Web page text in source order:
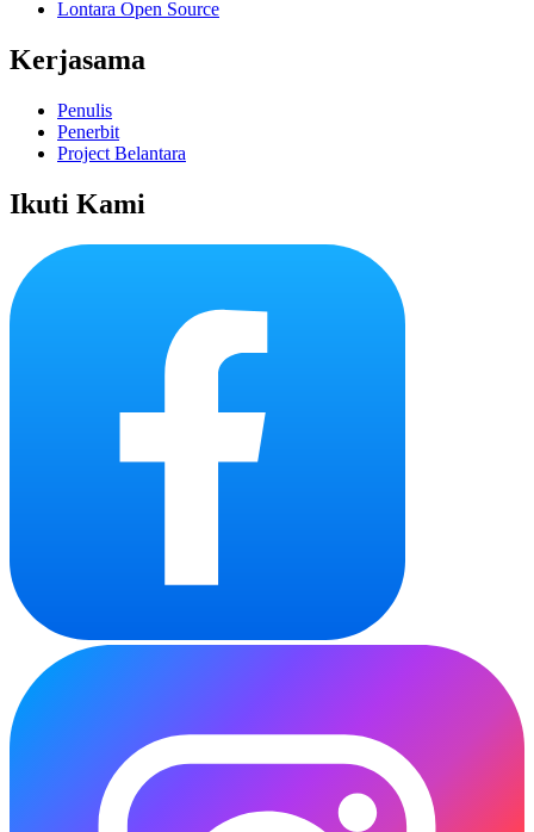
Lontara Open Source
Kerjasama
Penulis
Penerbit
Project Belantara
Ikuti Kami